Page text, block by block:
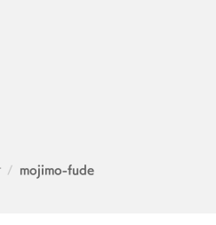
mojimo-fude